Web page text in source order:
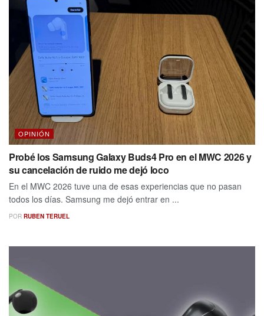
OPINIÓN
Probé los Samsung Galaxy Buds4 Pro en el MWC 2026 y
su cancelación de ruido me dejó loco
En el MWC 2026 tuve una de esas experiencias que no pasan
todos los días. Samsung me dejó entrar en ...
POR RUBEN TERUEL